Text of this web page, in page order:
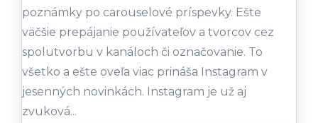
poznámky po carouselové príspevky. Ešte
väčšie prepájanie používateľov a tvorcov cez
spolutvorbu v kanáloch či označovanie. To
všetko a ešte oveľa viac prináša Instagram v
jesenných novinkách. Instagram je už aj
zvuková...